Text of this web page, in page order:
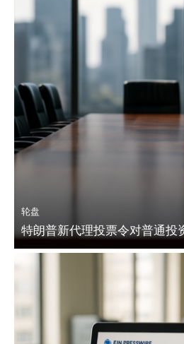
轮盘
特朗普新代理投票令对普通投